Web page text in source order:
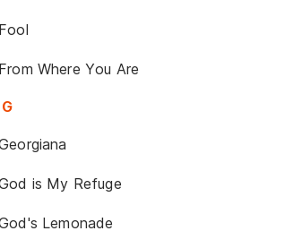
Fool
From Where You Are
G
is My Refuge
Lemonade